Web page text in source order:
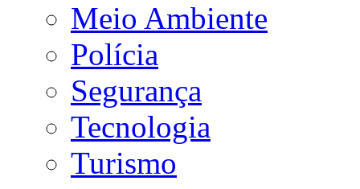
Meio Ambiente
Polícia
Segurança
Tecnologia
Turismo